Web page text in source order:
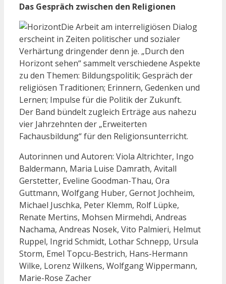
Das Gespräch zwischen den Religionen
Die Arbeit am interreligiösen Dialog
erscheint in Zeiten politischer und sozialer
Verhärtung dringender denn je. „Durch den
Horizont sehen“ sammelt verschiedene Aspekte
zu den Themen: Bildungspolitik; Gespräch der
religiösen Traditionen; Erinnern, Gedenken und
Lernen; Impulse für die Politik der Zukunft.
Der Band bündelt zugleich Erträge aus nahezu
vier Jahrzehnten der „Erweiterten
Fachausbildung“ für den Religionsunterricht.
Autorinnen und Autoren: Viola Altrichter, Ingo
Baldermann, Maria Luise Damrath, Avitall
Gerstetter, Eveline Goodman-Thau, Ora
Guttmann, Wolfgang Huber, Gernot Jochheim,
Michael Juschka, Peter Klemm, Rolf Lüpke,
Renate Mertins, Mohsen Mirmehdi, Andreas
Nachama, Andreas Nosek, Vito Palmieri, Helmut
Ruppel, Ingrid Schmidt, Lothar Schnepp, Ursula
Storm, Emel Topcu-Bestrich, Hans-Hermann
Wilke, Lorenz Wilkens, Wolfgang Wippermann,
Marie-Rose Zacher